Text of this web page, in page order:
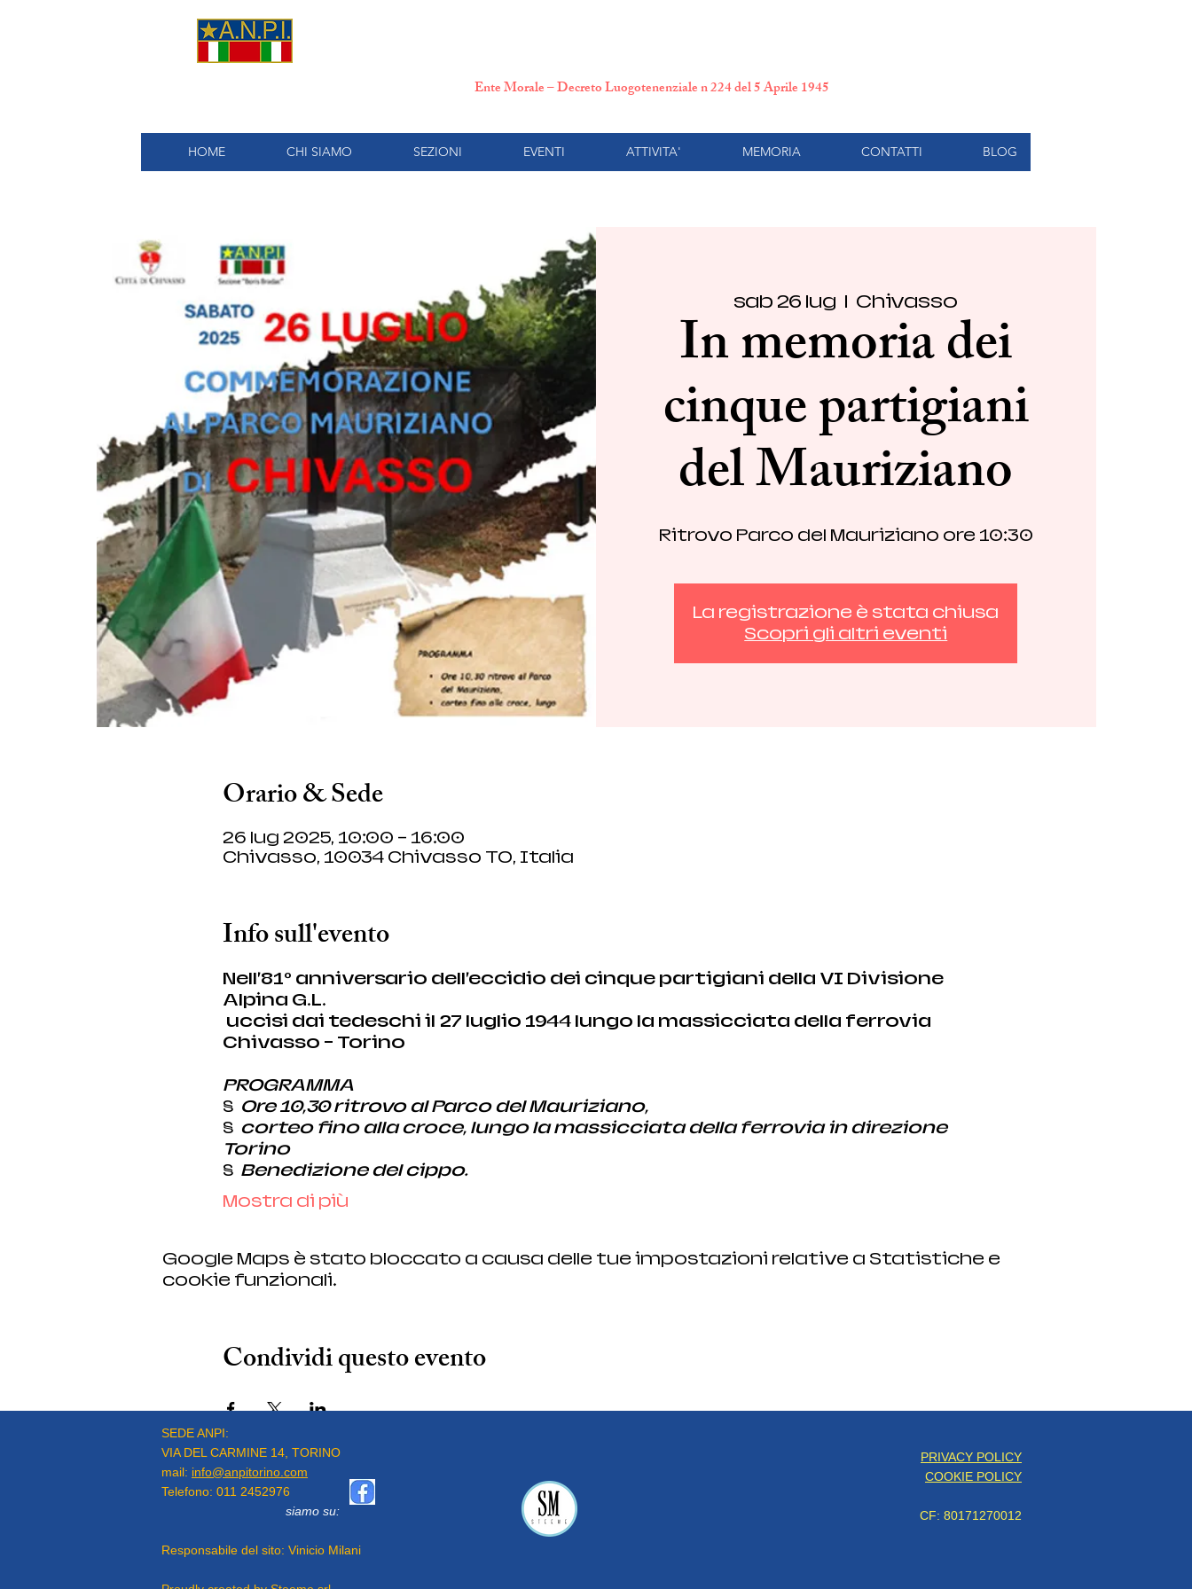
Ente Morale – Decreto Luogotenenziale n 224 del 5 Aprile 1945
HOME CHI SIAMO SEZIONI EVENTI ATTIVITA' MEMORIA CONTATTI BLOG
sab 26 lug
  |
Chivasso
In memoria dei
cinque partigiani
del Mauriziano
Ritrovo Parco del Mauriziano ore 10:30
La registrazione è stata chiusa
Scopri gli altri eventi
Orario & Sede
26 lug 2025, 10:00 – 16:00
Chivasso, 10034 Chivasso TO, Italia
Info sull'evento
Nell’81° anniversario dell’eccidio dei cinque partigiani della VI Divisione
Alpina G.L.
Chivasso – Torino
PROGRAMMA
§ Ore 10,30 ritrovo al Parco del Mauriziano,
§ corteo fino alla croce, lungo la massicciata della ferrovia in direzione
Torino
§ Benedizione del cippo.
Mostra di più
Google Maps è stato bloccato a causa delle tue impostazioni relative a Statistiche e
cookie funzionali.
Condividi questo evento
SEDE ANPI:
VIA DEL CARMINE 14, TORINO
mail: info@anpitorino.com
Telefono: 011 2452976
siamo su:
Responsabile del sito: Vinicio Milani
PRIVACY POLICY
COOKIE POLICY
CF: 80171270012